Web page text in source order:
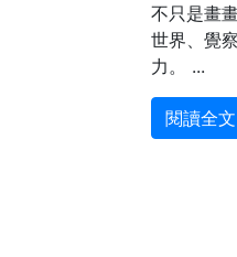
不只是畫
世界、覺
力。 ...
閱讀全文